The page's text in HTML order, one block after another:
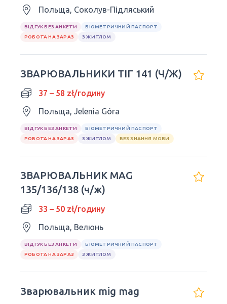
Польща, Соколув-Підляський
ВІДГУК БЕЗ АНКЕТИ
БІОМЕТРИЧНИЙ ПАСПОРТ
РОБОТА НА ЗАРАЗ
З ЖИТЛОМ
ЗВАРЮВАЛЬНИКИ ТІГ 141 (Ч/Ж)
37 – 58 zł/годину
Польща, Jelenia Góra
ВІДГУК БЕЗ АНКЕТИ
БІОМЕТРИЧНИЙ ПАСПОРТ
РОБОТА НА ЗАРАЗ
З ЖИТЛОМ БЕЗ ЗНАННЯ МОВИ
ЗВАРЮВАЛЬНИК MAG
135/136/138 (ч/ж)
33 – 50 zł/годину
Польща, Велюнь
ВІДГУК БЕЗ АНКЕТИ
БІОМЕТРИЧНИЙ ПАСПОРТ
РОБОТА НА ЗАРАЗ
З ЖИТЛОМ
Зварювальник mig mag